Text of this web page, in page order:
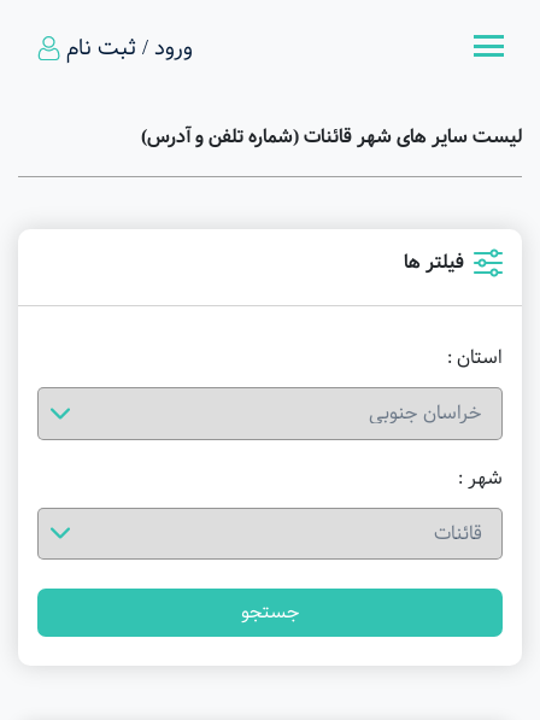
ورود / ثبت نام
لیست سایر های شهر قائنات (شماره تلفن و آدرس)
فیلتر ها
استان :
شهر :
جستجو